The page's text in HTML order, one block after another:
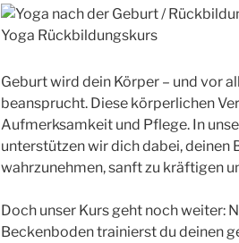
Yoga Rückbildungskurs
Geburt wird dein Körper – und vor
beansprucht. Diese körperlichen
Aufmerksamkeit und Pflege. In
unterstützen wir dich dabei, deinen
wahrzunehmen, sanft zu kräftigen
Doch unser Kurs geht noch weiter:
Beckenboden trainierst du deinen